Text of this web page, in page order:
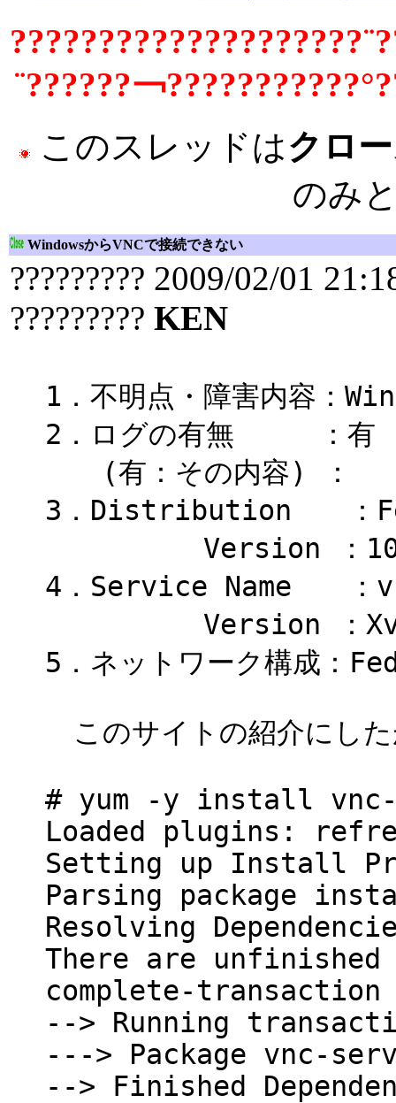
¨??????￢
このスレッドはクロ
のみ
WindowsからVNCで接続できない
????????? 2009/02/01
????????? KEN
1．不明点・障害内容：
2．ログの有無 ：有
(有：その内容) ：
3．Distribution ：
Version ：
4．Service Name ：
Version ：Xvnc
5．ネットワーク構成：
このサイトの紹介にし
# yum -y install
Loaded plugins:
Setting up Install
Parsing package
Resolving
There are unfinished
complete-
--> Running
---> Package vnc-
--> Finished